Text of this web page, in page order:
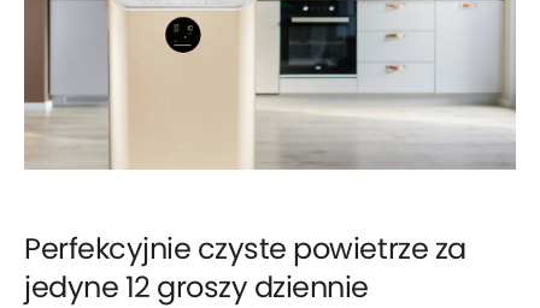
Perfekcyjnie czyste powietrze za
jedyne 12 groszy dziennie